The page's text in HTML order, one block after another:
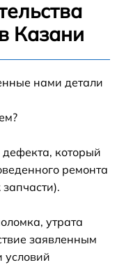
Казани
нами детали
который
ремонта
утрата
заявленным
условий